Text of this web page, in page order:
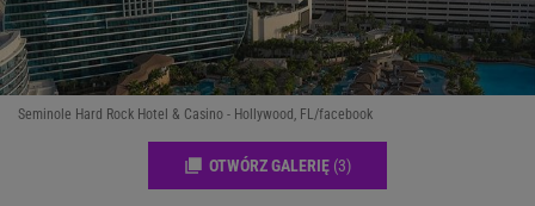
Seminole Hard Rock Hotel & Casino - Hollywood, FL/facebook
OTWÓRZ GALERIĘ (3)